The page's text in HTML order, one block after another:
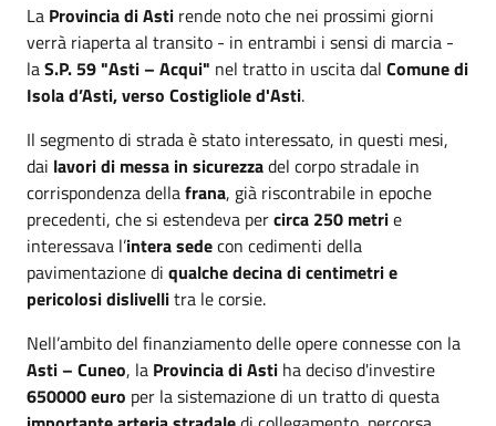
La Provincia di Asti rende noto che nei prossimi giorni
verrà riaperta al transito - in entrambi i sensi di marcia -
laS.P. 59 "Asti – Acqui" nel tratto in uscita dal Comune di
Isola d’Asti, verso Costigliole d'Asti.
Il segmento di strada è stato interessato, in questi mesi,
dai lavori di messa in sicurezzadel corpo stradale in
corrispondenza dellafrana, già riscontrabile in epoche
precedenti, che si estendeva percirca 250 metrie
interessava l’intera sedecon cedimenti della
pavimentazione di qualche decina di centimetri e
pericolosi dislivellitra le corsie.
Nell’ambito del finanziamento delle opere connesse con la
Asti – Cuneo, la Provincia di Asti ha deciso d'investire
650000 euro per la sistemazione di un tratto di questa